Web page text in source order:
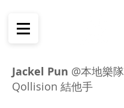
Jackel Pun @本地樂隊
Qollision 結他手